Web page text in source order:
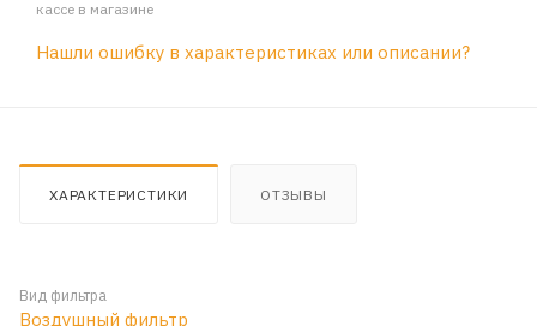
кассе в магазине
Нашли ошибку в характеристиках или описании?
ХАРАКТЕРИСТИКИ ОТЗЫВЫ
Вид фильтра
Воздушный фильтр